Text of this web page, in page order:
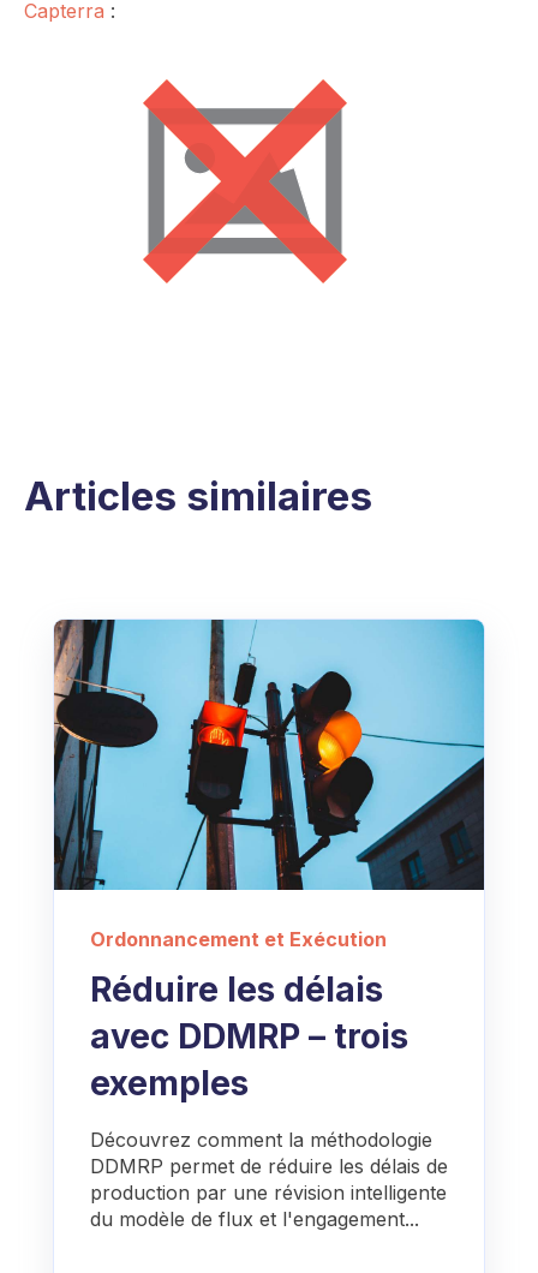
Capterra :
Articles similaires
Ordonnancement et Exécution
Réduire les délais
avec DDMRP – trois
exemples
Découvrez comment la méthodologie
DDMRP permet de réduire les délais de
production par une révision intelligente
du modèle de flux et l'engagement...